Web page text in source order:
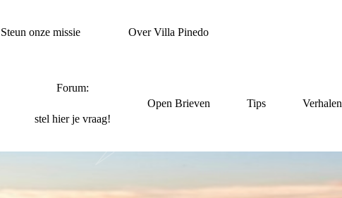
Steun onze missie Over Villa Pinedo
Forum:
stel hier je vraag!
Open Brieven Tips Verhalen